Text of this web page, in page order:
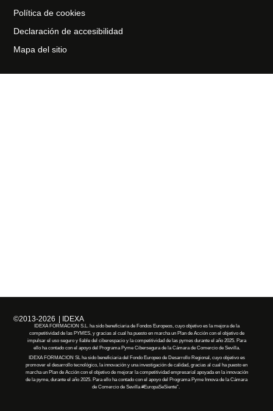
Política de cookies
Declaración de accesibilidad
Mapa del sitio
©2013-2026 | IDEXA
IDEXA FORMACION S.L. ha sido beneficiaria de Fondos Europeos, cuyo objetivo es la mejora de la
competitividad de las PYMES, y gracias al cual ha puesto en marcha un Plan de Acción con el objetivo de
impulsar el uso seguro y fiable del ciberespacio y la competitividad de las pymes durante el año 2025. Para
ello ha contado con el apoyo del Programa Pyme Cibersegura de la Cámara de Comercio de Sevilla.
IDEXA FORMACION SL ha sido beneficiariadel Fondo Europeo de Desarrollo Regional, cuyo objetivo es
promover el desarrollo tecnológico, la innovación y una investigación de calidad, gracias al cual ha puesto en
marcha un Plan de Acción con el objetivo de mejorar la competitividad empresarial apoyada en la innovación
de la pyme, durante el año 2025. Para ello ha contado con el apoyo del Programa Pyme Innova de la Cámara
de Comercio de Sevilla #EuropaSeSiente”